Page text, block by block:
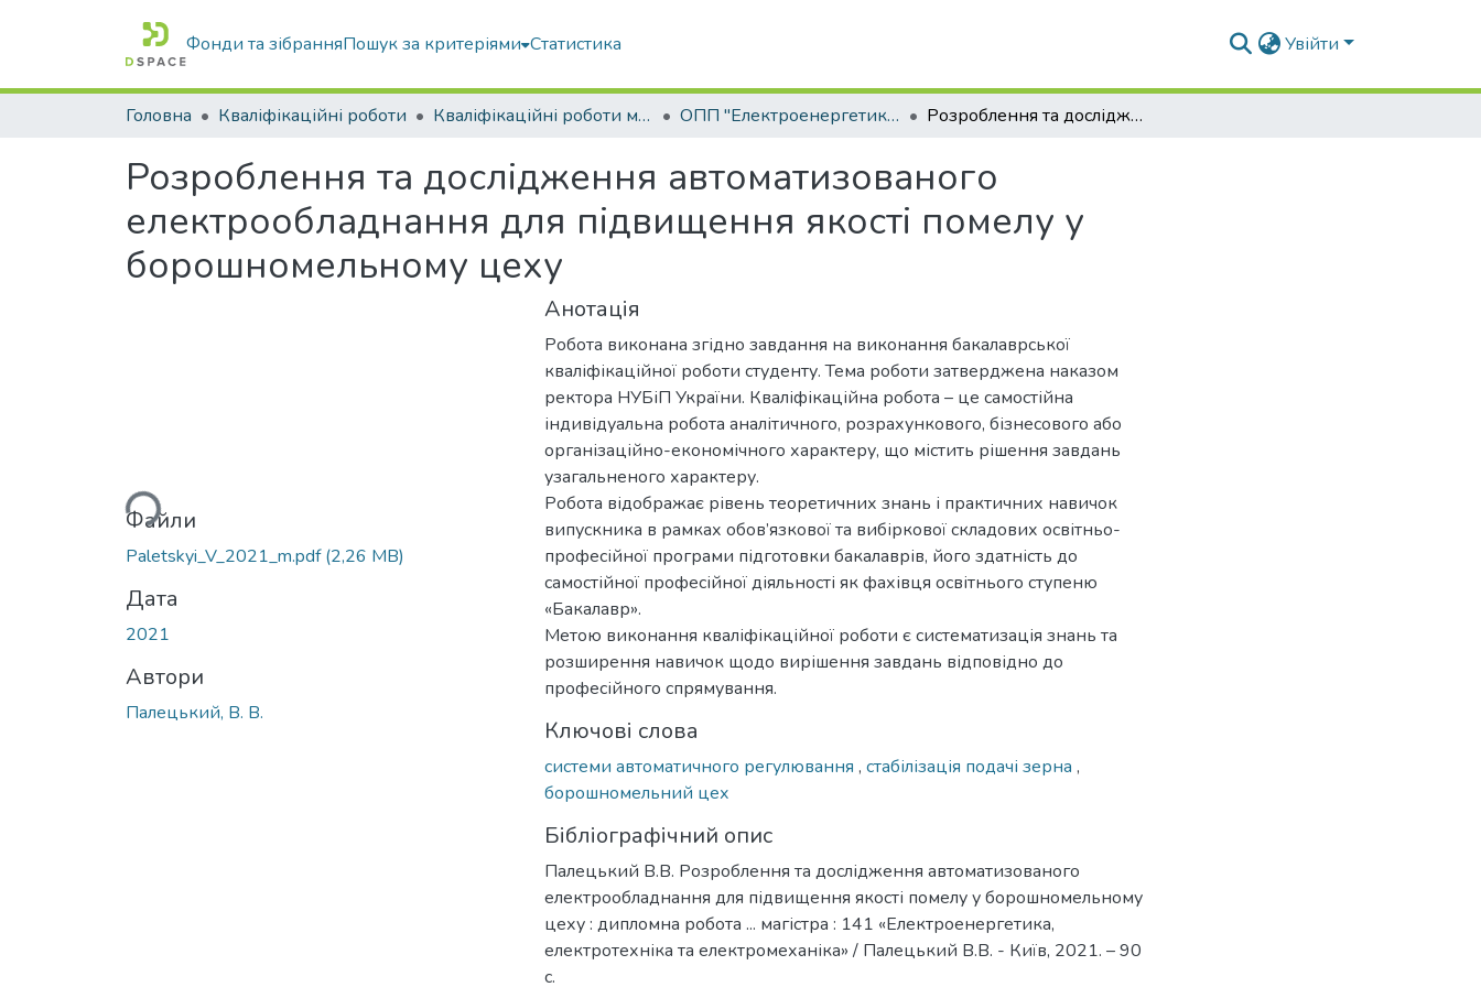
Фонди та зібранняПошук за критеріями Статистика Увійти
Головна Кваліфікаційні роботи Кваліфікаційні роботи магістрів ОПП "Електроенергетика, електротехніка та електромеханіка" Розроблення та дослідження автоматизованого електрообладнання для підвищення якості помелу у борошномельному цеху
Розроблення та дослідження автоматизованого
електрообладнання для підвищення якості помелу у
борошномельному цеху
Вантажиться...Файли
Paletskyi_V_2021_m.pdf(2,26 MB)
Дата
2021
Автори
Палецький, В. В.
Анотація
Робота виконана згідно завдання на виконання бакалаврської
кваліфікаційної роботи студенту. Тема роботи затверджена наказом
ректора НУБіП України. Кваліфікаційна робота – це самостійна
індивідуальна робота аналітичного, розрахункового, бізнесового або
організаційно-економічного характеру, що містить рішення завдань
узагальненого характеру.
Робота відображає рівень теоретичних знань і практичних навичок
випускника в рамках обов’язкової та вибіркової складових освітньо-
професійної програми підготовки бакалаврів, його здатність до
самостійної професійної діяльності як фахівця освітнього ступеню
«Бакалавр».
Метою виконання кваліфікаційної роботи є систематизація знань та
розширення навичок щодо вирішення завдань відповідно до
професійного спрямування.
Ключові слова
системи автоматичного регулювання , стабілізація подачі зерна ,
борошномельний цех
Бібліографічний опис
Палецький В.В. Розроблення та дослідження автоматизованого
електрообладнання для підвищення якості помелу у борошномельному
цеху : дипломна робота ... магістра : 141 «Електроенергетика,
електротехніка та електромеханіка» / Палецький В.В. - Київ, 2021. – 90
с.